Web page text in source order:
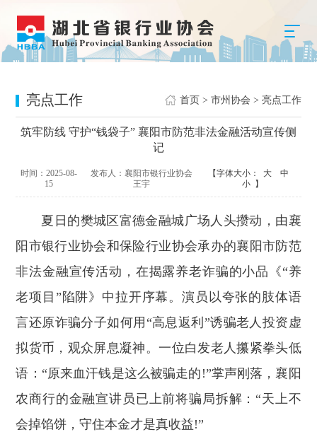
亮点工作 首页 > 市州协会 > 亮点工作
筑牢防线 守护“钱袋子” 襄阳市防范非法金融活动宣传侧
记
时间：2025-08-
15
发布人：襄阳市银行业协会
王宇
【字体大小： 大
中
小 】
夏日的樊城区富德金融城广场人头攒动，由襄
阳市银行业协会和保险行业协会承办的襄阳市防范
非法金融宣传活动，在揭露养老诈骗的小品《“养
老项目”陷阱》中拉开序幕。演员以夸张的肢体语
言还原诈骗分子如何用“高息返利”诱骗老人投资虚
拟货币，观众屏息凝神。一位白发老人攥紧拳头低
语：“原来血汗钱是这么被骗走的!”掌声刚落，襄阳
农商行的金融宣讲员已上前将骗局拆解：“天上不
会掉馅饼，守住本金才是真收益!”